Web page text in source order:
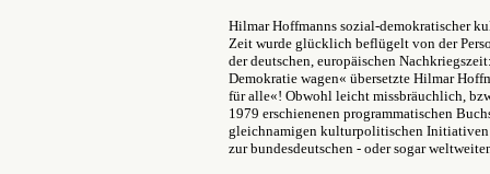
Hilmar Hoffmanns sozial-demokratischer
Zeit wurde glücklich beflügelt von der
der deutschen, europäischen
Demokratie wagen« übersetzte Hilmar
für alle«! Obwohl leicht missbräuchlich,
1979 erschienenen programmatischen
gleichnamigen kulturpolitischen Initiativen
zur bundesdeutschen - oder sogar